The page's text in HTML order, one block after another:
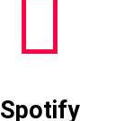
Spotify